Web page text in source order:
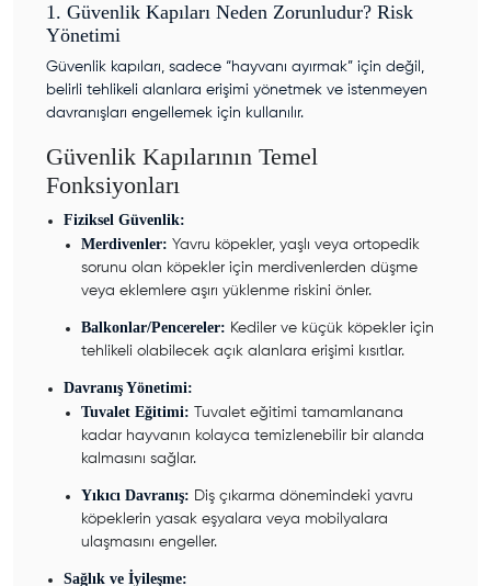
1. Güvenlik Kapıları Neden Zorunludur? Risk
Yönetimi
Güvenlik kapıları, sadece “hayvanı ayırmak” için değil,
belirli tehlikeli alanlara erişimi yönetmek ve istenmeyen
davranışları engellemek için kullanılır.
Güvenlik Kapılarının Temel
Fonksiyonları
Fiziksel Güvenlik:
Merdivenler: Yavru köpekler, yaşlı veya ortopedik
sorunu olan köpekler için merdivenlerden düşme
veya eklemlere aşırı yüklenme riskini önler.
Balkonlar/Pencereler: Kediler ve küçük köpekler için
tehlikeli olabilecek açık alanlara erişimi kısıtlar.
Davranış Yönetimi:
Tuvalet Eğitimi: Tuvalet eğitimi tamamlanana
kadar hayvanın kolayca temizlenebilir bir alanda
kalmasını sağlar.
Yıkıcı Davranış: Diş çıkarma dönemindeki yavru
köpeklerin yasak eşyalara veya mobilyalara
ulaşmasını engeller.
Sağlık ve İyileşme: